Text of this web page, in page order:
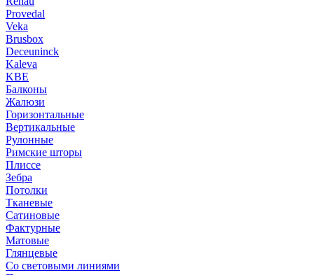
Provedal
Veka
Brusbox
Deceuninck
Kaleva
KBE
Балконы
Жалюзи
Горизонтальные
Вертикальные
Рулонные
Римские шторы
Плиссе
Зебра
Потолки
Тканевые
Сатиновые
Фактурные
Матовые
Глянцевые
Со световыми линиями